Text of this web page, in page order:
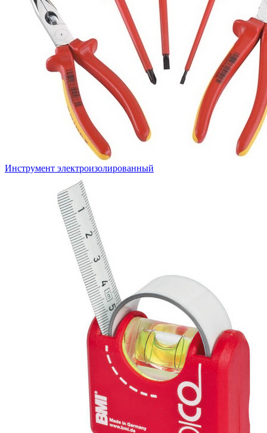
Инструмент электроизолированный